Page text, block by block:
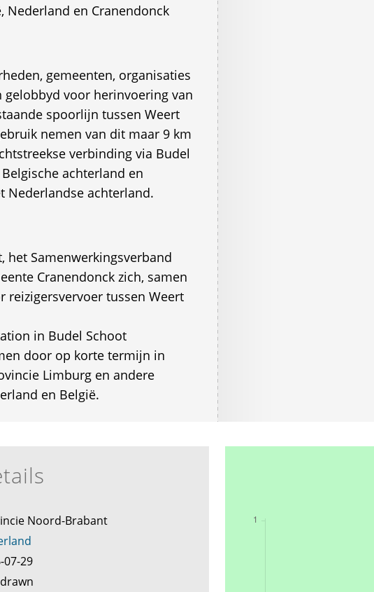
Nederland en Cranendonck
gemeenten, organisaties
gelobbyd voor herinvoering van
spoorlijn tussen Weert
nemen van dit maar 9 km
verbinding via Budel
achterland en
Nederlandse achterland.
het Samenwerkingsverband
Cranendonck zich, samen
reizigersvervoer tussen Weert
in Budel Schoot
door op korte termijn in
Limburg en andere
en België.
Noord-Brabant
07-29